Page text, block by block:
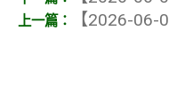
【2026-06-